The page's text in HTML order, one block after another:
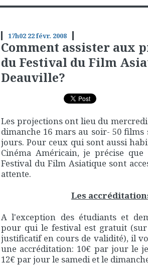
17h02 22févr. 2008
Comment assister aux
du Festival du Film
Deauville?
Les projections ont lieu du
dimanche 16 mars au soir- 50
jours. Pour ceux qui sont aussi
Cinéma Américain, je précise
Festival du Film Asiatique sont
attente.
Les
A l'exception des étudiants et
pour qui le festival est gratuit
justificatif en cours de validité), il
une accréditation: 10€ par jour le
12€ par jour le samedi et le